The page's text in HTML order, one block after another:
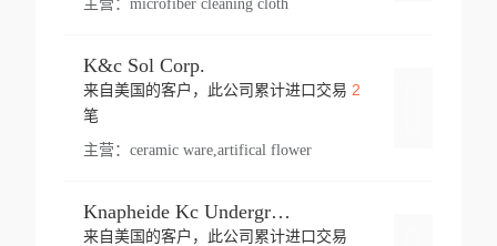
主营： microfiber cleaning cloth
K&c Sol Corp.
来自美国的客户，此公司累计进口交易 2
笔
主营： ceramic ware,artifical flower
Knapheide Kc Underground
来自美国的客户，此公司累计进口交易